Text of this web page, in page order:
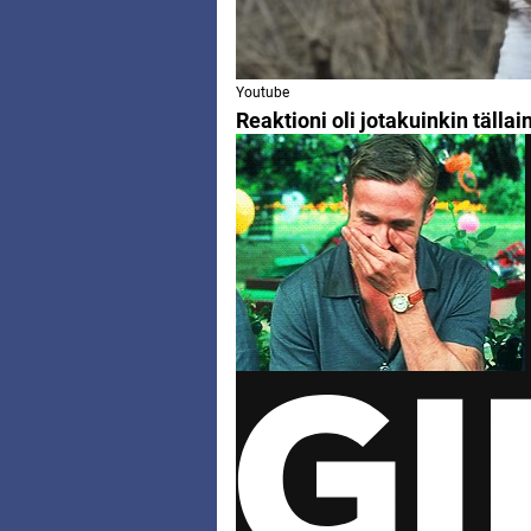
Youtube
Reaktioni oli jotakuinkin